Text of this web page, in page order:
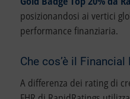
posizionandosi ai vertici
performance finanziaria.
Che cos’è il
A differenza dei rating di